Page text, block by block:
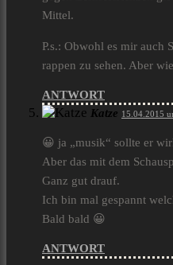
Mittel.
P.s.: Obwohl es mir auch
rappen zu sehen. Aber
ANTWORT
Katze 15.04.2015
😀 ja „musik“ sollte er
Aber das mit dem
Ganz gut drauf.
Ich bin mal gespannt
Bald bald 😀
ANTWORT